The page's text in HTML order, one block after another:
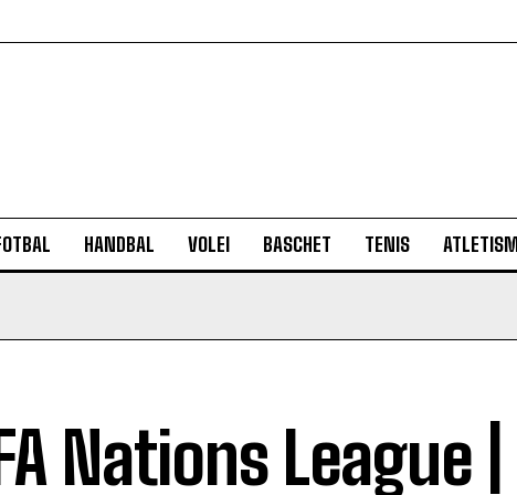
HANDBAL VOLEI BASCHET TENIS
Nations League |